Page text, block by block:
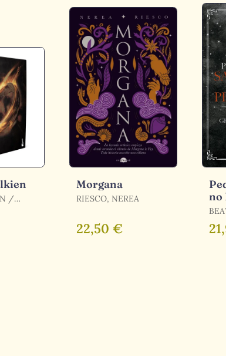
/
Morgana
RIESCO, NEREA
22,50 €
no